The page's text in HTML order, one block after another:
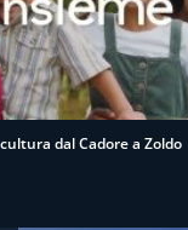
dal Cadore a Zoldo